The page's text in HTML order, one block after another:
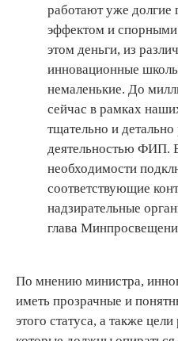
работают уже долгие
эффектом и
этом деньги, из
инновационные школы
немаленькие. До
сейчас в рамках
тщательно и
деятельностью ФИП.
необходимости
соответствующие
надзирательные
глава
По мнению министра,
иметь прозрачные и
этого статуса, а также